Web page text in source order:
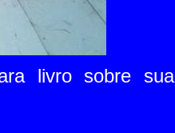
livro sobre sua